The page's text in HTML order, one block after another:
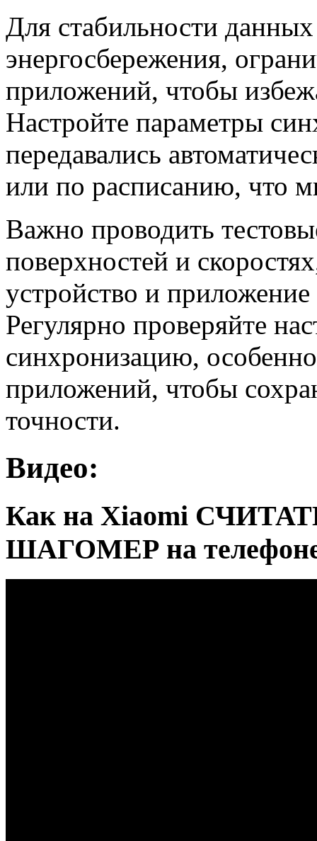
Для стабильности
энергосбережения,
приложений, чтобы
Настройте параметры
передавались
или по расписанию, что
Важно проводить
поверхностей и
устройство и
Регулярно проверяйте
синхронизацию,
приложений, чтобы
точности.
Видео:
Как на Xiaomi
ШАГОМЕР на